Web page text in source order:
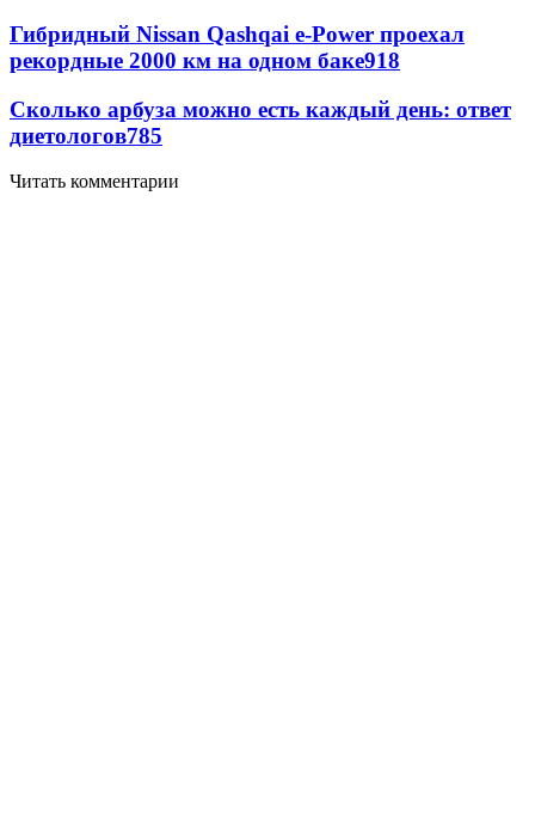
Гибридный Nissan Qashqai e-Power проехал
рекордные 2000 км на одном баке918
Сколько арбуза можно есть каждый день: ответ
диетологов785
Читать комментарии